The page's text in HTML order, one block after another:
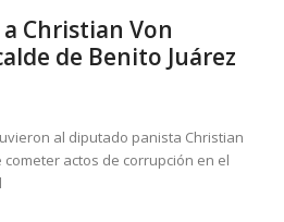
Christian Von
de Benito Juárez
al diputado panista Christian
actos de corrupción en el